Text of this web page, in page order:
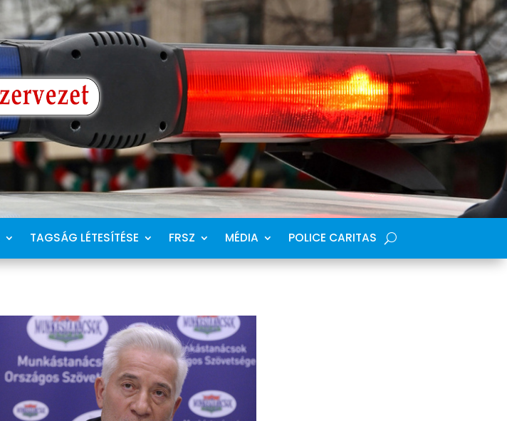
TAGSÁG LÉTESÍTÉSE FRSZ MÉDIA POLICE CARITAS